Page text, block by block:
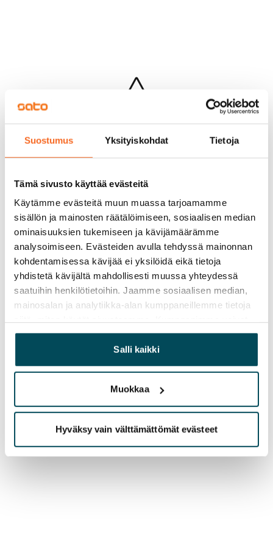
Suostumus Yksityiskohdat Tietoja
Tämä sivusto käyttää evästeitä
Käytämme evästeitä muun muassa tarjoamamme
sisällön ja mainosten räätälöimiseen, sosiaalisen median
ominaisuuksien tukemiseen ja kävijämäärämme
analysoimiseen. Evästeiden avulla tehdyssä mainonnan
kohdentamisessa kävijää ei yksilöidä eikä tietoja
yhdistetä kävijältä mahdollisesti muussa yhteydessä
saatuihin henkilötietoihin. Jaamme sosiaalisen median,
mainosalan ja analytiikka-alan kumppaneillemme tietoja
yhdistää näitä tietoja muihin tietoihin, joita olet antanut
heille tai joita on kerätty, kun olet käyttänyt heidän
palvelujaan.
Salli kaikki
Muokkaa
Hyväksy vain välttämättömät evästeet
Hups...
Jotakin meni pieleen sivun lataamisessa